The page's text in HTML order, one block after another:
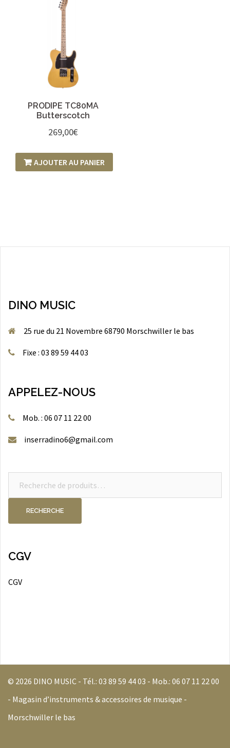
PRODIPE TC80MA
Butterscotch
269,00€
AJOUTER AU PANIER
DINO MUSIC
25 rue du 21 Novembre 68790 Morschwiller le bas
Fixe : 03 89 59 44 03
APPELEZ-NOUS
Mob. : 06 07 11 22 00
inserradino6@gmail.com
RECHERCHE
CGV
CGV
© 2026 DINO MUSIC - Tél.: 03 89 59 44 03 - Mob.: 06 07 11 22 00
- Magasin d’instruments & accessoires de musique -
Morschwiller le bas